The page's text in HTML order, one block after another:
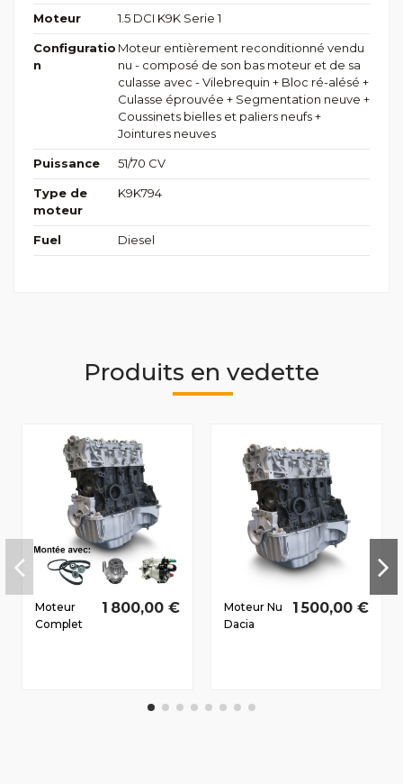
Moteur 1.5 DCI K9K Serie 1
Configuratio
n
Moteur entièrement reconditionné vendu
nu - composé de son bas moteur et de sa
culasse avec - Vilebrequin + Bloc ré-alésé +
Culasse éprouvée + Segmentation neuve +
Coussinets bielles et paliers neufs +
Jointures neuves
Puissance 51/70 CV
Type de
moteur
K9K794
Fuel Diesel
Produits en vedette
Moteur
Complet
1 800,00 €
Moteur Nu
Dacia
K9K792
1 500,00 €